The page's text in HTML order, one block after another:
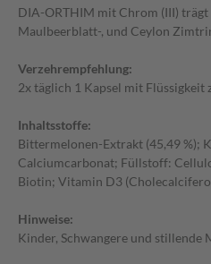
DIA-ORTHIM mit Chrom (III)
Maulbeerblatt-, und Ceylon
Verzehrempfehlung:
2x täglich 1 Kapsel mit Flüssigkeit
Inhaltsstoffe:
Bittermelonen-Extrakt (45,49 %);
Calciumcarbonat; Füllstoff:
Biotin; Vitamin D3
Hinweise:
Kinder, Schwangere und stillende